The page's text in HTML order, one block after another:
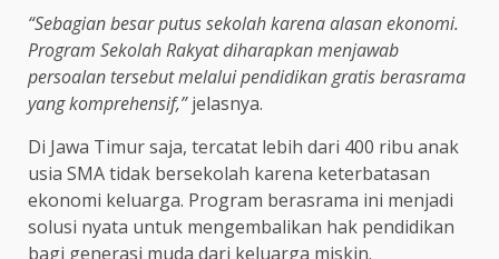
“Sebagian besar putus sekolah karena alasan ekonomi.
Program Sekolah Rakyat diharapkan menjawab
persoalan tersebut melalui pendidikan gratis berasrama
yang komprehensif,”jelasnya.
Di Jawa Timur saja, tercatat lebih dari 400 ribu anak
usia SMA tidak bersekolah karena keterbatasan
ekonomi keluarga. Program berasrama ini menjadi
solusi nyata untuk mengembalikan hak pendidikan
bagi generasi muda dari keluarga miskin.